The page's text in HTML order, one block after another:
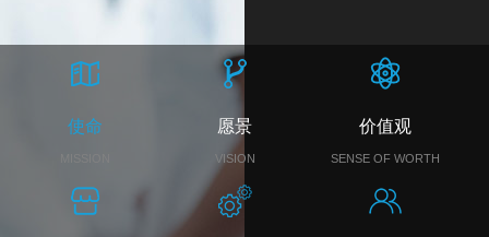
使命 愿景
VISION
价值观
SENSE OF WORTH